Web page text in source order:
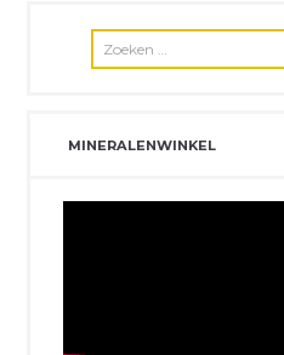
MINERALENWINKEL